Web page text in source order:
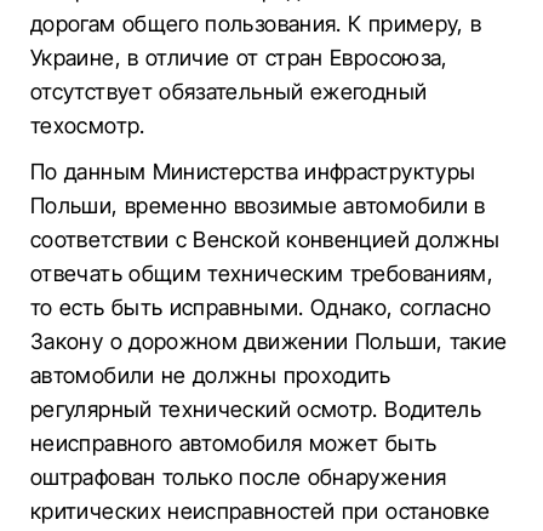
дорогам общего пользования. К примеру, в
Украине, в отличие от стран Евросоюза,
отсутствует обязательный ежегодный
техосмотр.
По данным Министерства инфраструктуры
Польши, временно ввозимые автомобили в
соответствии с Венской конвенцией должны
отвечать общим техническим требованиям,
то есть быть исправными. Однако, согласно
Закону о дорожном движении Польши, такие
автомобили не должны проходить
регулярный технический осмотр. Водитель
неисправного автомобиля может быть
оштрафован только после обнаружения
критических неисправностей при остановке